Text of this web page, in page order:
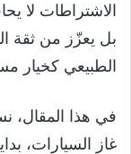
الاشتراطات لا
بل يعزّز من ثقة
الطبيعي كخيار
في هذا المقال،
غاز السيارات،